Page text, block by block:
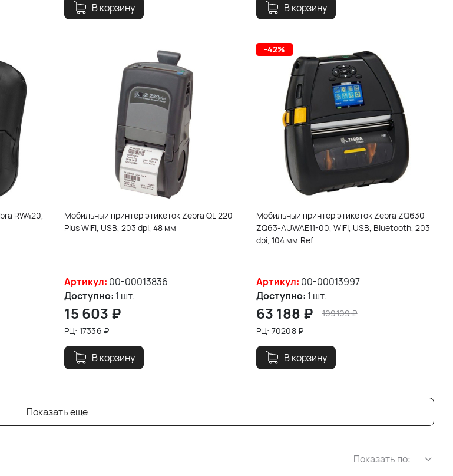
В корзину В корзину
RW420,
Мобильный принтер этикеток Zebra QL 220
Plus WiFi, USB, 203 dpi, 48 мм
Артикул: 00-00013836
Доступно: 1 шт.
15 603 ₽
РЦ: 17336 ₽
В корзину
-42%
Мобильный принтер этикеток Zebra ZQ630
ZQ63-AUWAE11-00, WiFi, USB, Bluetooth, 203
dpi, 104 мм.Ref
Артикул: 00-00013997
Доступно: 1 шт.
63 188 ₽ 109109₽
РЦ: 70208₽
В корзину
Показать еще
Показать по: